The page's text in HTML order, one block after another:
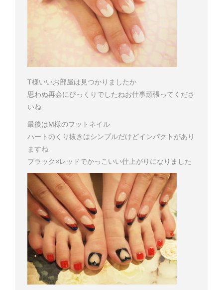
T様いいお部屋は見つかりましたか
思わぬ再会にびっくりでしたねお仕事頑張ってくださ
いね
最後はM様のフットネイル
ハートのくり抜きはシンプルだけどインパクトがあり
ますね
ブラック×レッドでかっこいい仕上がりになりました